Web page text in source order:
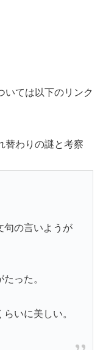
いては以下のリンク
替わりの謎と考察
句の言いようが
った。
いに美しい。